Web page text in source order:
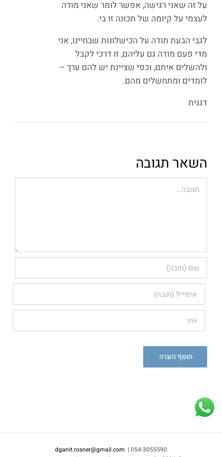
על זה שאני רגישה, אפשר לומר שאני מודה
לעצמי על קיומה של תכונה זו בי.
לגבי הבעת תודה על הכישלונות שבחיינו, אני
מדי פעם מודה גם עליהם, זו דרכי לקבל
ולהשלים איתם, וכפי שציינת יש להם ערך –
לומדים ומתחשלים מהם.
דגנית
השאר תגובה
054-3055590 |
dganit.rosner@gmail.com